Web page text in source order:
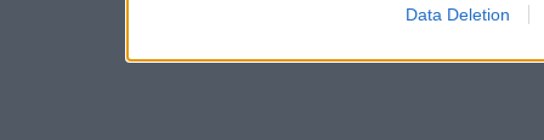
Data Deletion